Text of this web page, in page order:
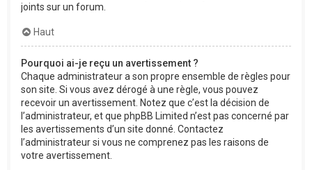
joints sur un forum.
Haut
Pourquoi ai-je reçu un avertissement ?
Chaque administrateur a son propre ensemble de règles pour
son site. Si vous avez dérogé à une règle, vous pouvez
recevoir un avertissement. Notez que c’est la décision de
l’administrateur, et que phpBB Limited n’est pas concerné par
les avertissements d’un site donné. Contactez
l’administrateur si vous ne comprenez pas les raisons de
votre avertissement.